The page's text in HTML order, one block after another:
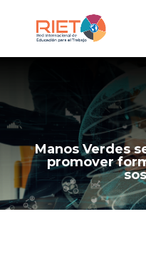
Manos Verdes
promover